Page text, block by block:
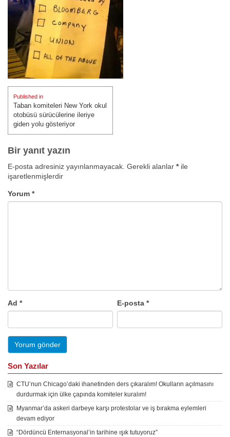
gezinmesi
Published in
Taban komiteleri New York okul
otobüsü sürücülerine ileriye
giden yolu gösteriyor
Bir yanıt yazın
E-posta adresiniz yayınlanmayacak. Gerekli alanlar *ile
işaretlenmişlerdir
Yorum *
Ad * E-posta*
Son Yazılar
CTU’nun Chicago’daki ihanetinden ders çıkaralım! Okulların açılmasını
durdurmak için ülke çapında komiteler kuralım!
Myanmar’da askeri darbeye karşı protestolar ve iş bırakma eylemleri
devam ediyor
“Dördüncü Enternasyonal’in tarihine ışık tutuyoruz”